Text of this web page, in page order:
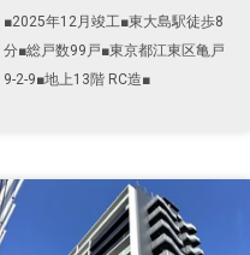
■2025年12月竣工■東大島駅徒歩8
分■総戸数99戸■東京都江東区亀戸
9-2-9■地上13階 RC造■